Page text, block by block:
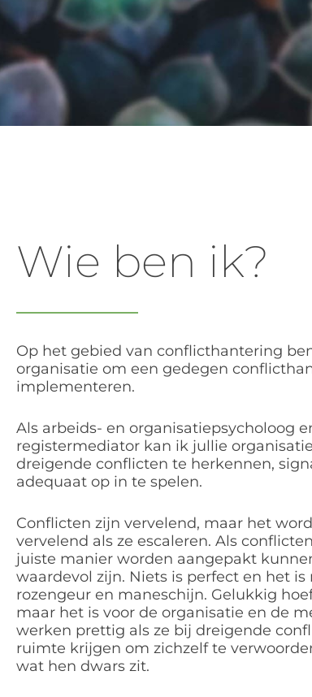
Wie ben ik?
Op het gebied van conflicthantering
organisatie om een gedegen
implementeren.
Als arbeids- en organisatiepsycholoog
registermediator kan ik jullie
dreigende conflicten te herkennen,
adequaat op in te spelen.
Conflicten zijn vervelend, maar het
vervelend als ze escaleren. Als
juiste manier worden aangepakt
waardevol zijn. Niets is perfect en het
rozengeur en maneschijn. Gelukkig
maar het is voor de organisatie en de
werken prettig als ze bij dreigende
ruimte krijgen om zichzelf te
wat hen dwars zit.